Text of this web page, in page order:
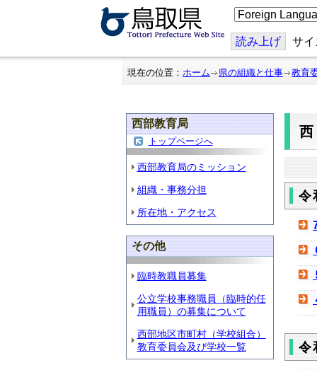
こ
の
ジ
を
翻
読み上げ サ
現在の位置： ホーム 県の組織と仕事 教育
西部教育局
トップページへ
西部教育局のミッション
組織・事務分担
所在地・アクセス
その他
臨時教職員募集
公立学校事務職員（臨時的任
用職員）の募集について
西部地区市町村（学校組合）
教育委員会及び学校一覧
令
令